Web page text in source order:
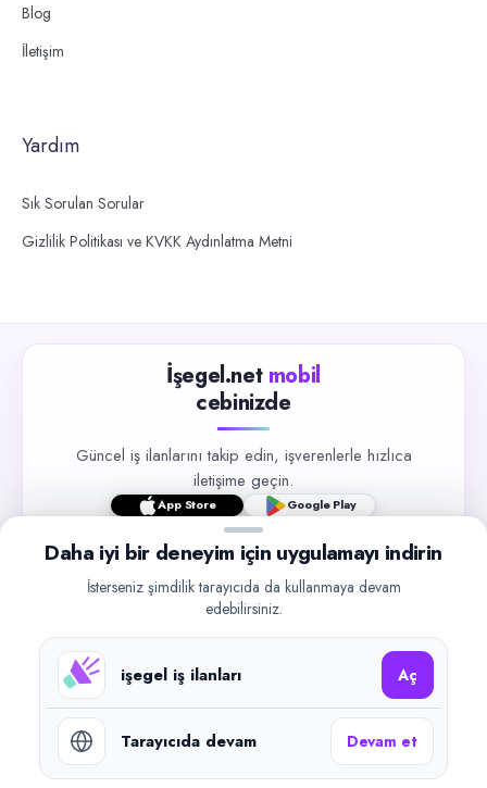
Blog
İletişim
Yardım
Sık Sorulan Sorular
Gizlilik Politikası ve KVKK Aydınlatma Metni
İşegel.net mobil
cebinizde
Güncel iş ilanlarını takip edin, işverenlerle hızlıca
iletişime geçin.
App Store Google Play
işegel.net bir ilan yayın platformudur; iş bulma aracılığı veya işe
yerleştirme faaliyeti yapmaz.
Benzer aramalar
Daha iyi bir deneyim için uygulamayı indirin
İsterseniz şimdilik tarayıcıda da kullanmaya devam
edebilirsiniz.
işegel iş ilanları Aç
Tarayıcıda devam Devam et